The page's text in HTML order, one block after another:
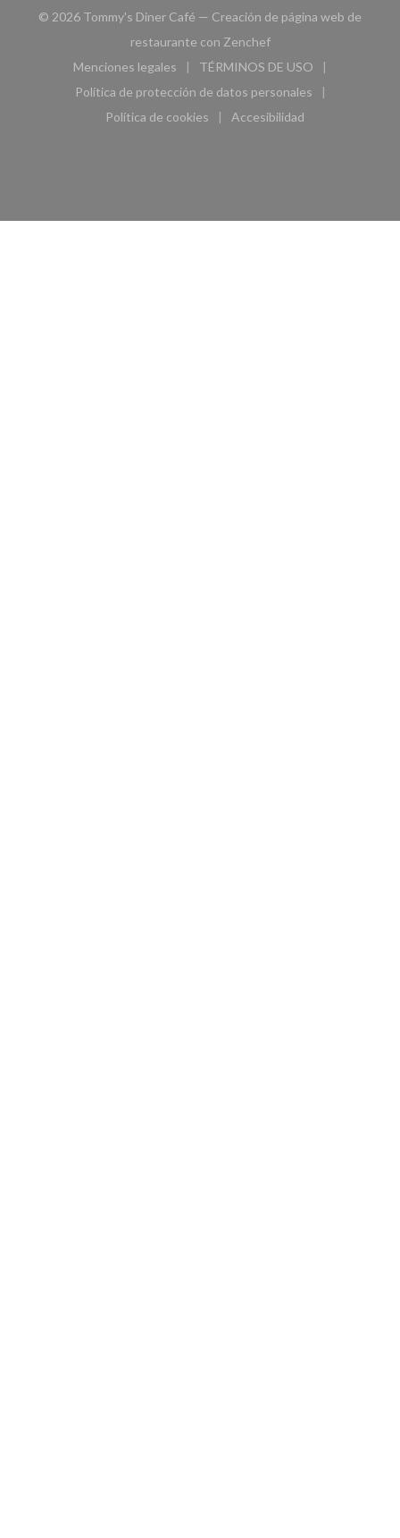
© 2026 Tommy's Diner Café — Creación de página web de
restaurante con Zenchef((abre en una nueva
Menciones legales
((abre en una nueva ventana))
TÉRMINOS DE USO
((abre en una nueva
Política de protección de datos personales
((abre en una nueva ventana))
Política de cookies
((abre en una nueva ventana))
Accesibilidad